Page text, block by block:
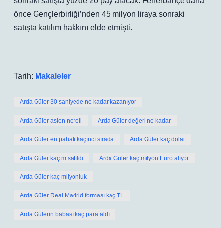
önce Gençlerbirliği’nden 45 milyon liraya sonraki
satışta katılım hakkını elde etmişti.
Tarih: Makaleler
Arda Güler 30 saniyede ne kadar kazanıyor
Arda Güler aslen nereli Arda Güler değeri ne kadar
Arda Güler en pahalı kaçıncı sırada Arda Güler kaç dolar
Arda Güler kaç m satıldı Arda Güler kaç milyon Euro alıyor
Arda Güler kaç milyonluk
Arda Güler Real Madrid forması kaç TL
Arda Gülerin babası kaç para aldı